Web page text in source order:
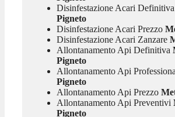
Disinfestazione Acari Definitiva
Pigneto
Disinfestazione Acari Prezzo
Disinfestazione Acari Zanzare
Allontanamento Api Definitiva
Pigneto
Allontanamento Api
Pigneto
Allontanamento Api Prezzo
Allontanamento Api Preventivi
Pigneto